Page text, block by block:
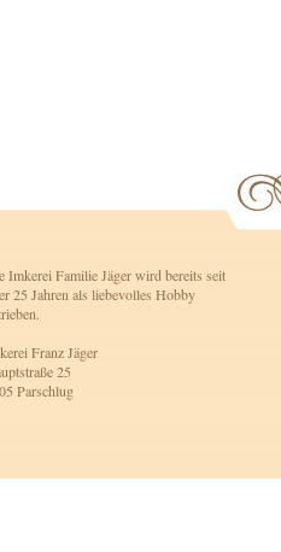
Imkerei Familie Jäger wird bereits seit
25 Jahren als liebevolles Hobby
Franz Jäger
25
Parschlug